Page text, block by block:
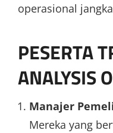
operasional
PESERTA
ANALYSIS
Manajer
Mereka yang